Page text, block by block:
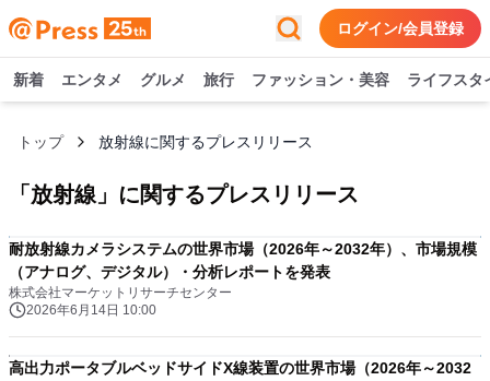
ログイン/会員登録
新着 エンタメ グルメ 旅行 ファッション・美容 ライフスタ
トップ 放射線に関するプレスリリース
「 放射線 」に関するプレスリリース
耐放射線カメラシステムの世界市場（2026年～2032年）、市場規模
（アナログ、デジタル）・分析レポートを発表
株式会社マーケットリサーチセンター
2026年6月14日 10:00
高出力ポータブルベッドサイドX線装置の世界市場（2026年～2032